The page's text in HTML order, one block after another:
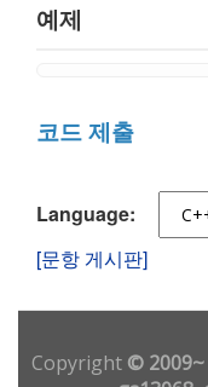
예제
코드 제출
Language:
[문항 게시판]
Copyright© 2009~